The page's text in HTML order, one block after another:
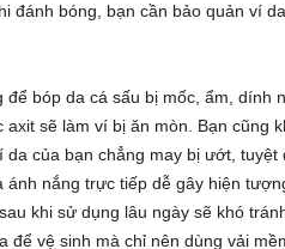
đánh bóng, bạn cần bảo quản ví
để bóp da cá sấu bị mốc, ẩm,
axit sẽ làm ví bị ăn mòn. Bạn cũng
da của bạn chẳng may bị ướt,
ánh nắng trực tiếp dễ gây hiện
khi sử dụng lâu ngày sẽ khó
để vệ sinh mà chỉ nên dùng vải